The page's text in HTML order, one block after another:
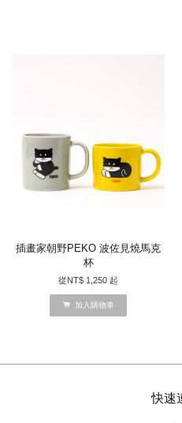
插畫家朝野PEKO 波佐見燒馬克
杯
從NT$ 1,250 起
加入購物車
快速